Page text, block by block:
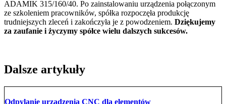
ADAMIK 315/160/40. Po zainstalowaniu urządzenia połączonym
ze szkoleniem pracowników, spółka rozpoczęła produkcję
trudniejszych zleceń i zakończyła je z powodzeniem. Dziękujemy
za zaufanie i życzymy spółce wielu dalszych sukcesów.
Dalsze artykuły
Odpylanie urządzenia CNC dla elementów